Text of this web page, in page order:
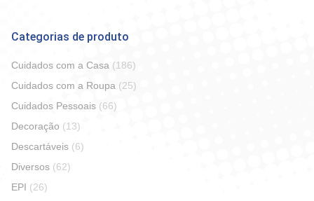
Categorias de produto
Cuidados com a Casa (186)
Cuidados com a Roupa (25)
Cuidados Pessoais (66)
Decoração (13)
Descartáveis (6)
Diversos (62)
EPI (26)